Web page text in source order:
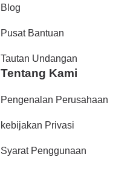
Blog
Pusat Bantuan
Tautan Undangan
Tentang Kami
Pengenalan Perusahaan
kebijakan Privasi
Syarat Penggunaan